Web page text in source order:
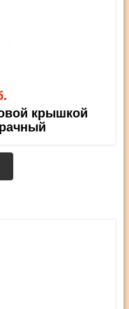
крышкой